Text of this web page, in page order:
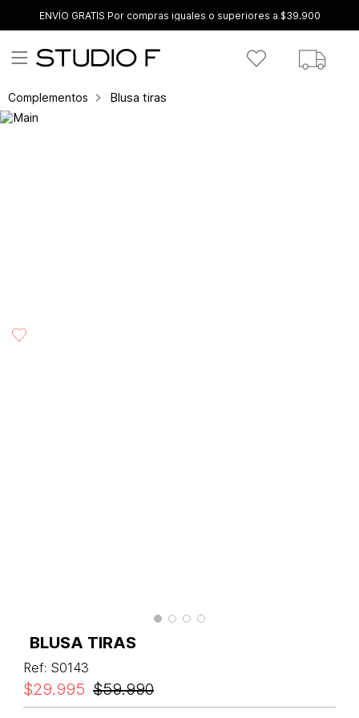
ENVÍO GRATIS Por compras iguales o superiores a $39.900
Complementos Blusa tiras
BLUSA TIRAS
Ref: S0143
$59.990
$29.995